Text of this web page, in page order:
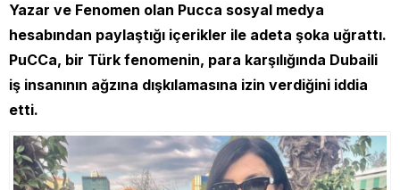
Yazar ve Fenomen olan Pucca sosyal medya
hesabından paylaştığı içerikler ile adeta şoka uğrattı.
PuCCa, bir Türk fenomenin, para karşılığında Dubaili
iş insanının ağzına dışkılamasına izin verdiğini iddia
etti.